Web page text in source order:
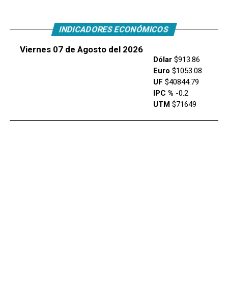
INDICADORES ECONÓMICOS
Viernes 07 de Agosto del 2026
Dólar$913.86
Euro $1053.08
UF $40844.79
IPC % -0.2
UTM$71649